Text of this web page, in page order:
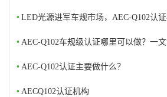
• LED光源进军车规市场，AEC-Q102认
• AEC-Q102车规级认证哪里可以做？一
• AEC-Q102认证主要做什么？
• AECQ102认证机构